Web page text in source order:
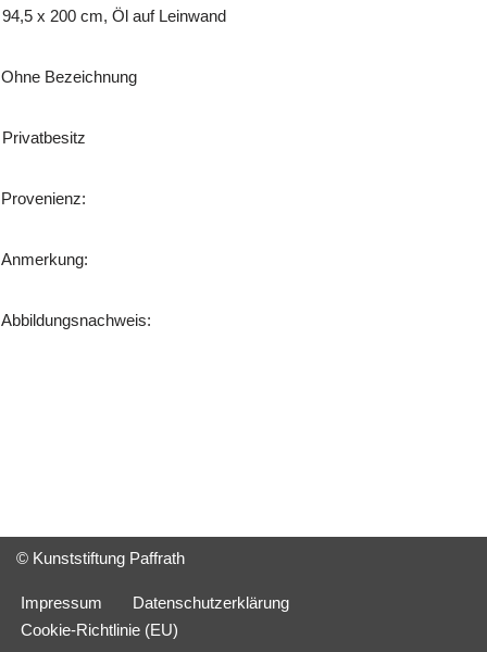
94,5 x 200 cm, Öl auf Leinwand
Ohne Bezeichnung
Privatbesitz
Provenienz:
Anmerkung:
Abbildungsnachweis:
© Kunststiftung Paffrath
Impressum
Datenschutzerklärung
Cookie-Richtlinie (EU)